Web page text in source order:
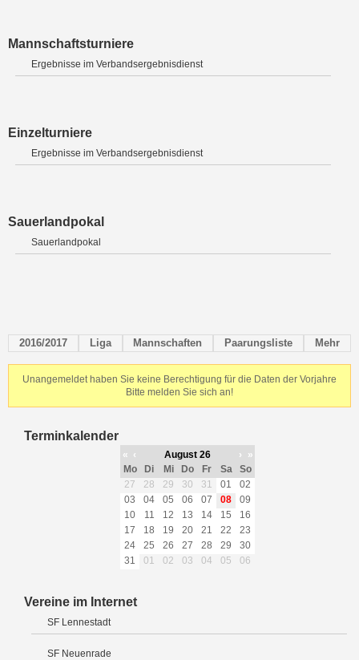
Mannschaftsturniere
Ergebnisse im Verbandsergebnisdienst
Einzelturniere
Ergebnisse im Verbandsergebnisdienst
Sauerlandpokal
Sauerlandpokal
2016/2017 Liga Mannschaften Paarungsliste Mehr
Unangemeldet haben Sie keine Berechtigung für die Daten der Vorjahre
Bitte melden Sie sich an!
Terminkalender
« ‹ August 26 ›
»
Mo
Di Mi Do Fr Sa
So
27
28 29 30 31 01
02
03
04 05 06 07 08
09
10
11 12 13 14 15
16
17
18 19 20 21 22
23
24
25 26 27 28 29
30
31
01 02 03 04 05 06
Vereine im Internet
SF Lennestadt
SF Neuenrade